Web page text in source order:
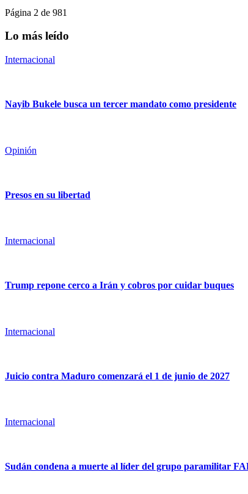
Página 2 de 981
Lo más leído
Internacional
Nayib Bukele busca un tercer mandato como presidente
Opinión
Presos en su libertad
Internacional
Trump repone cerco a Irán y cobros por cuidar buques
Internacional
Juicio contra Maduro comenzará el 1 de junio de 2027
Internacional
Sudán condena a muerte al líder del grupo paramilitar